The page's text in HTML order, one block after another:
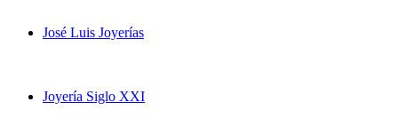
José Luis Joyerías
Joyería Siglo XXI